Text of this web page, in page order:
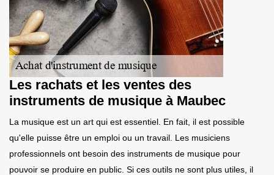
Les rachats et les ventes des
instruments de musique à Maubec
La musique est un art qui est essentiel. En fait, il est possible
qu'elle puisse être un emploi ou un travail. Les musiciens
professionnels ont besoin des instruments de musique pour
pouvoir se produire en public. Si ces outils ne sont plus utiles, il